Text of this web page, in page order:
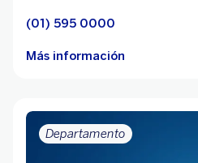
(01) 595 0000
Más información
Departamento